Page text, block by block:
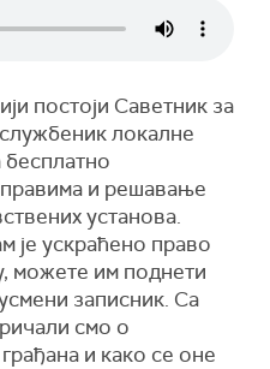
постоји Саветник за
службеник локалне
и решавање
установа.
је ускраћено право
можете им поднети
записник. Са
смо о
и како се оне